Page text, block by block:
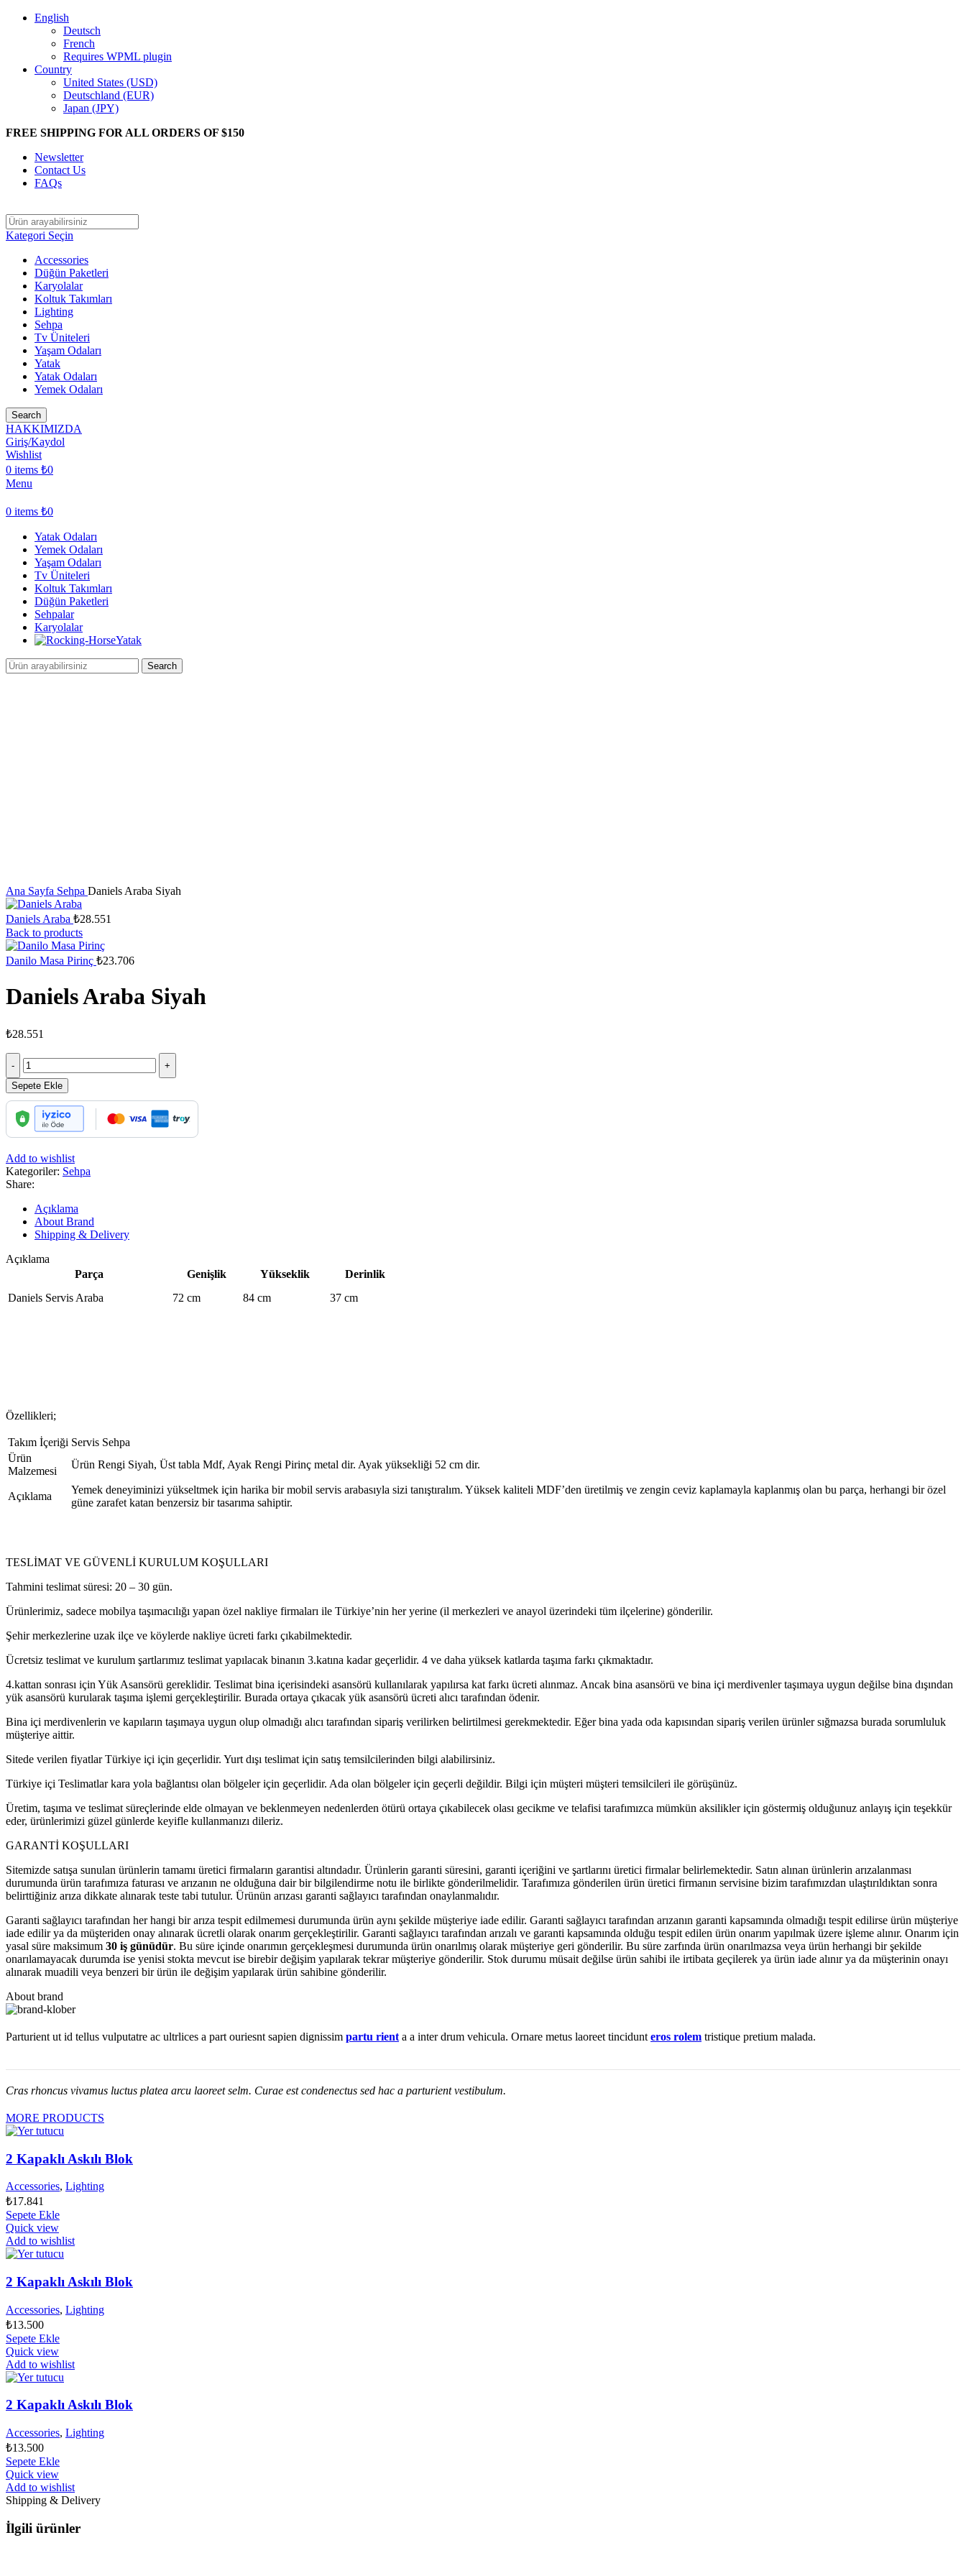
English
Deutsch
French
Requires WPML plugin
Country
United States (USD)
Deutschland (EUR)
Japan (JPY)
FREE SHIPPING FOR ALL ORDERS OF $150
Newsletter
Contact Us
FAQs
Kategori Seçin
Accessories
Düğün Paketleri
Karyolalar
Koltuk Takımları
Lighting
Sehpa
Tv Üniteleri
Yaşam Odaları
Yatak
Yatak Odaları
Yemek Odaları
Search
HAKKIMIZDA
Giriş/Kaydol
Wishlist
0 items ₺0
Menu
0 items ₺0
Yatak Odaları
Yemek Odaları
Yaşam Odaları
Tv Üniteleri
Koltuk Takımları
Düğün Paketleri
Sehpalar
Karyolalar
Yatak
Search
Ana Sayfa Sehpa Daniels Araba Siyah
Daniels Araba ₺28.551
Back to products
Danilo Masa Pirinç ₺23.706
Daniels Araba Siyah
₺28.551
Daniels
Araba
Siyah
adet
Sepete Ekle
Add to wishlist
Kategoriler: Sehpa
Share:
Açıklama
About Brand
Shipping & Delivery
Açıklama
Parça
Genişlik Yükseklik
Derinlik
Daniels Servis Araba
72 cm 84 cm 37 cm
Özellikleri;
Takım İçeriği Servis Sehpa
Ürün
Malzemesi
Ürün Rengi Siyah, Üst tabla Mdf, Ayak Rengi Pirinç metal dir. Ayak yüksekliği 52 cm dir.
Açıklama
Yemek deneyiminizi yükseltmek için harika bir mobil servis arabasıyla sizi tanıştıralım. Yüksek kaliteli MDF’den üretilmiş ve zengin ceviz kaplamayla kaplanmış olan bu parça, herhangi bir özel
güne zarafet katan benzersiz bir tasarıma sahiptir.
TESLİMAT VE GÜVENLİ KURULUM KOŞULLARI
Tahmini teslimat süresi: 20 – 30 gün.
Ürünlerimiz, sadece mobilya taşımacılığı yapan özel nakliye firmaları ile Türkiye’nin her yerine (il merkezleri ve anayol üzerindeki tüm ilçelerine) gönderilir.
Şehir merkezlerine uzak ilçe ve köylerde nakliye ücreti farkı çıkabilmektedir.
Ücretsiz teslimat ve kurulum şartlarımız teslimat yapılacak binanın 3.katına kadar geçerlidir. 4 ve daha yüksek katlarda taşıma farkı çıkmaktadır.
4.kattan sonrası için Yük Asansörü gereklidir. Teslimat bina içerisindeki asansörü kullanılarak yapılırsa kat farkı ücreti alınmaz. Ancak bina asansörü ve bina içi merdivenler taşımaya uygun değilse bina dışından
yük asansörü kurularak taşıma işlemi gerçekleştirilir. Burada ortaya çıkacak yük asansörü ücreti alıcı tarafından ödenir.
Bina içi merdivenlerin ve kapıların taşımaya uygun olup olmadığı alıcı tarafından sipariş verilirken belirtilmesi gerekmektedir. Eğer bina yada oda kapısından sipariş verilen ürünler sığmazsa burada sorumluluk
müşteriye aittir.
Sitede verilen fiyatlar Türkiye içi için geçerlidir. Yurt dışı teslimat için satış temsilcilerinden bilgi alabilirsiniz.
Türkiye içi Teslimatlar kara yola bağlantısı olan bölgeler için geçerlidir. Ada olan bölgeler için geçerli değildir. Bilgi için müşteri müşteri temsilcileri ile görüşünüz.
Üretim, taşıma ve teslimat süreçlerinde elde olmayan ve beklenmeyen nedenlerden ötürü ortaya çıkabilecek olası gecikme ve telafisi tarafımızca mümkün aksilikler için göstermiş olduğunuz anlayış için teşekkür
eder, ürünlerimizi güzel günlerde keyifle kullanmanızı dileriz.
GARANTİ KOŞULLARI
Sitemizde satışa sunulan ürünlerin tamamı üretici firmaların garantisi altındadır. Ürünlerin garanti süresini, garanti içeriğini ve şartlarını üretici firmalar belirlemektedir. Satın alınan ürünlerin arızalanması
durumunda ürün tarafımıza faturası ve arızanın ne olduğuna dair bir bilgilendirme notu ile birlikte gönderilmelidir. Tarafımıza gönderilen ürün üretici firmanın servisine bizim tarafımızdan ulaştırıldıktan sonra
belirttiğiniz arıza dikkate alınarak teste tabi tutulur. Ürünün arızası garanti sağlayıcı tarafından onaylanmalıdır.
Garanti sağlayıcı tarafından her hangi bir arıza tespit edilmemesi durumunda ürün aynı şekilde müşteriye iade edilir. Garanti sağlayıcı tarafından arızanın garanti kapsamında olmadığı tespit edilirse ürün müşteriye
iade edilir ya da müşteriden onay alınarak ücretli olarak onarım gerçekleştirilir. Garanti sağlayıcı tarafından arızalı ve garanti kapsamında olduğu tespit edilen ürün onarım yapılmak üzere işleme alınır. Onarım için
yasal süre maksimum 30 iş günüdür. Bu süre içinde onarımın gerçekleşmesi durumunda ürün onarılmış olarak müşteriye geri gönderilir. Bu süre zarfında ürün onarılmazsa veya ürün herhangi bir şekilde
onarılamayacak durumda ise yenisi stokta mevcut ise birebir değişim yapılarak tekrar müşteriye gönderilir. Stok durumu müsait değilse ürün sahibi ile irtibata geçilerek ya ürün iade alınır ya da müşterinin onayı
alınarak muadili veya benzeri bir ürün ile değişim yapılarak ürün sahibine gönderilir.
About brand
Parturient ut id tellus vulputatre ac ultrlices a part ouriesnt sapien dignissim partu rient a a inter drum vehicula. Ornare metus laoreet tincidunt eros rolem tristique pretium malada.
Cras rhoncus vivamus luctus platea arcu laoreet selm. Curae est condenectus sed hac a parturient vestibulum.
MORE PRODUCTS
2 Kapaklı Askılı Blok
Accessories, Lighting
₺17.841
Sepete Ekle
Quick view
Add to wishlist
2 Kapaklı Askılı Blok
Accessories, Lighting
₺13.500
Sepete Ekle
Quick view
Add to wishlist
2 Kapaklı Askılı Blok
Accessories, Lighting
₺13.500
Sepete Ekle
Quick view
Add to wishlist
Shipping & Delivery
İlgili ürünler